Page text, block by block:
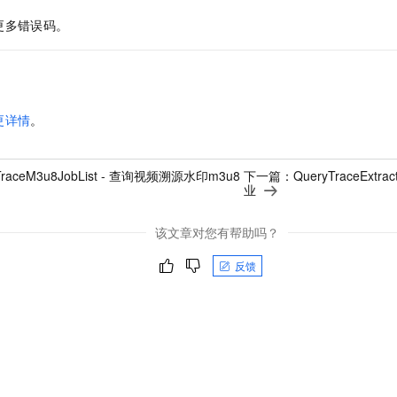
错误码。
详情。
- 查询视频溯源水印m3u8 下一篇：
业
该文章对您有帮助吗？
反馈